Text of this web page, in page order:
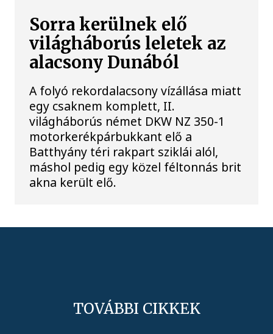
Sorra kerülnek elő
világháborús leletek az
alacsony Dunából
A folyó rekordalacsony vízállása miatt
egy csaknem komplett, II.
világháborús német DKW NZ 350-1
motorkerékpárbukkant elő a
Batthyány téri rakpart sziklái alól,
máshol pedig egy közel féltonnás brit
akna került elő.
TOVÁBBI CIKKEK